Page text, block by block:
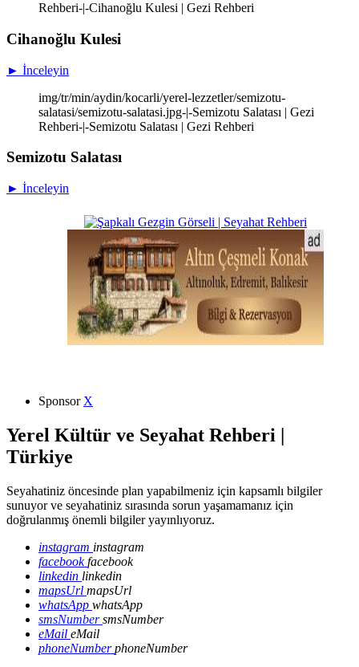
Rehberi-|-Cihanoğlu Kulesi | Gezi Rehberi
Cihanoğlu Kulesi
► İnceleyin
img/tr/min/aydin/kocarli/yerel-lezzetler/semizotu-
salatasi/semizotu-salatasi.jpg-|-Semizotu Salatası | Gezi
Rehberi-|-Semizotu Salatası | Gezi Rehberi
Semizotu Salatası
► İnceleyin
Sponsor X
Yerel Kültür ve Seyahat Rehberi |
Türkiye
Seyahatiniz öncesinde plan yapabilmeniz için kapsamlı bilgiler
sunuyor ve seyahatiniz sırasında sorun yaşamamanız için
doğrulanmış önemli bilgiler yayınlıyoruz.
instagram instagram
facebookfacebook
linkedin linkedin
mapsUrl mapsUrl
whatsApp whatsApp
smsNumbersmsNumber
eMail eMail
phoneNumberphoneNumber